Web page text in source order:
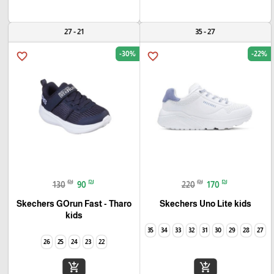
27 - 35
favorite_border -22%
220 ₪ 170 ₪
Skechers Uno Lite kids
27
28
29
30
31
32
33
34
35
add_shopping_cart
21 - 27
favorite_border -30%
130 ₪ 90 ₪
Skechers GOrun Fast - Tharo
kids
22
23
24
25
26
add_shopping_cart